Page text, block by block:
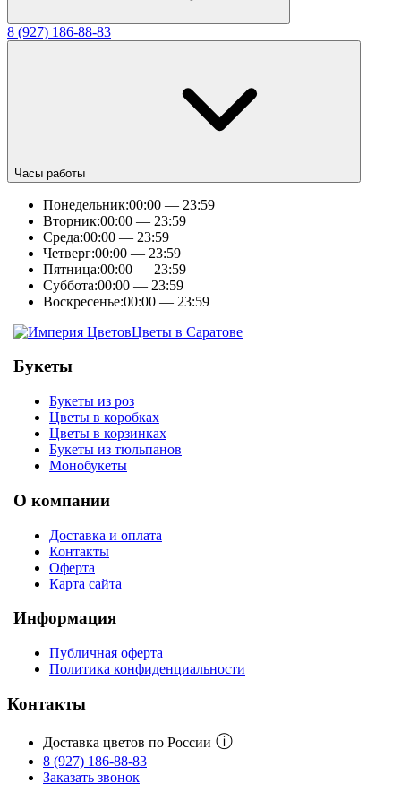
8 (927) 186-88-83
Часы работы
Понедельник:00:00 — 23:59
Вторник:00:00 — 23:59
Среда:00:00 — 23:59
Четверг:00:00 — 23:59
Пятница:00:00 — 23:59
Суббота:00:00 — 23:59
Воскресенье:00:00 — 23:59
Цветы в Саратове
Букеты
Букеты из роз
Цветы в коробках
Цветы в корзинках
Букеты из тюльпанов
Монобукеты
О компании
Доставка и оплата
Контакты
Оферта
Карта сайта
Информация
Публичная оферта
Политика конфиденциальности
Контакты
Доставка цветов по России ⓘ
8 (927) 186-88-83
Заказать звонок